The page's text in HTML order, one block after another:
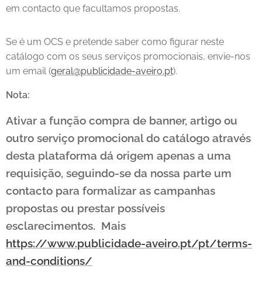
em contacto que facultamos propostas.
Se é um OCS e pretende saber como figurar neste
catálogo com os seus serviços promocionais, envie-nos
um email (geral@publicidade-aveiro.pt).
Nota:
Ativar a função compra de banner, artigo ou
outro serviço promocional do catálogo através
desta plataforma dá origem apenas a uma
requisição, seguindo-se da nossa parte um
contacto para formalizar as campanhas
propostas ou prestar possíveis
esclarecimentos. Mais
https://www.publicidade-aveiro.pt/pt/terms-
and-conditions/